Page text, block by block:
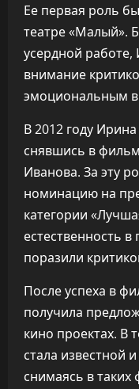
Ее первая роль
театре «Малый».
усердной
внимание
эмоциональным
В 2012 году
снявшись в
Иванова. За эту
номинацию на
категории
естественность
поразили
После успеха в
получила
кино проектах. В
стала известной
снимаясь в таких